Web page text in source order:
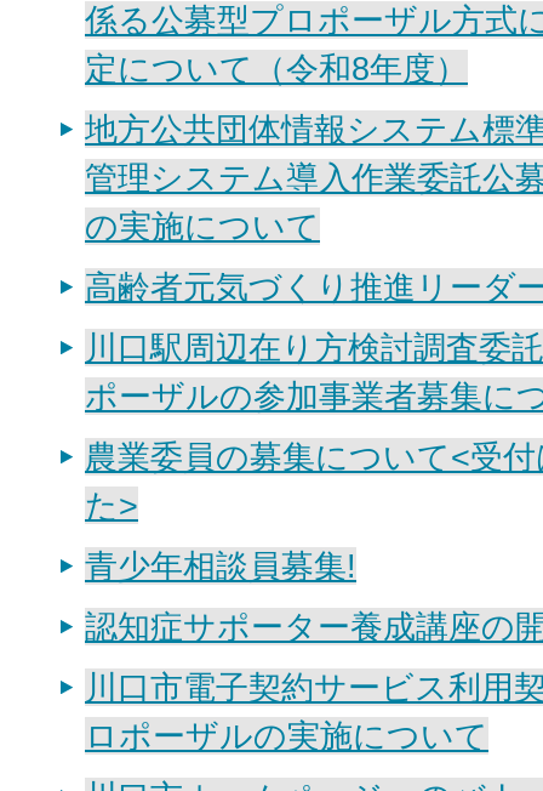
係る公募型プロポーザル方式
定について（令和8年度）
地方公共団体情報システム標
管理システム導入作業委託公
の実施について
高齢者元気づくり推進リーダ
川口駅周辺在り方検討調査委
ポーザルの参加事業者募集に
農業委員の募集について<受
た>
青少年相談員募集!
認知症サポーター養成講座の
川口市電子契約サービス利用
ロポーザルの実施について